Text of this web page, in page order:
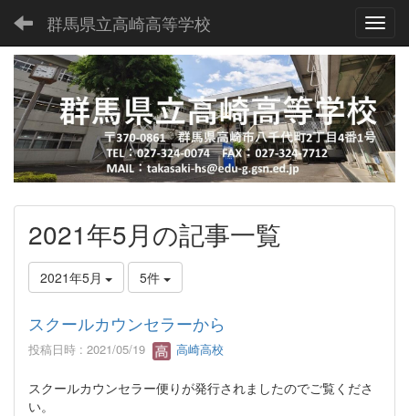
群馬県立高崎高等学校
2021年5月の記事一覧
2021年5月 5件
スクールカウンセラーから
投稿日時 : 2021/05/19 高崎高校
スクールカウンセラー便りが発行されましたのでご覧くださ
い。